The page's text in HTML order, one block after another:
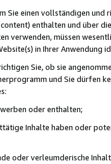
Sie einen vollständigen
enthalten und über
verwenden, müssen
in Ihrer Anwendung
Sie, ob sie
und Sie dürfen
oder enthalten;
Inhalte haben oder
oder verleumderische